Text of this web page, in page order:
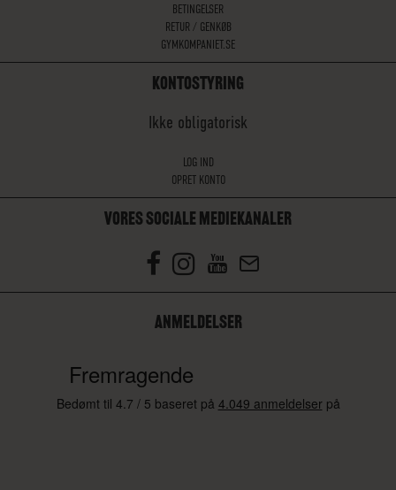
BETINGELSER
RETUR / GENKØB
GYMKOMPANIET.SE
KONTOSTYRING
Ikke obligatorisk
LOG IND
OPRET KONTO
VORES SOCIALE MEDIEKANALER
ANMELDELSER